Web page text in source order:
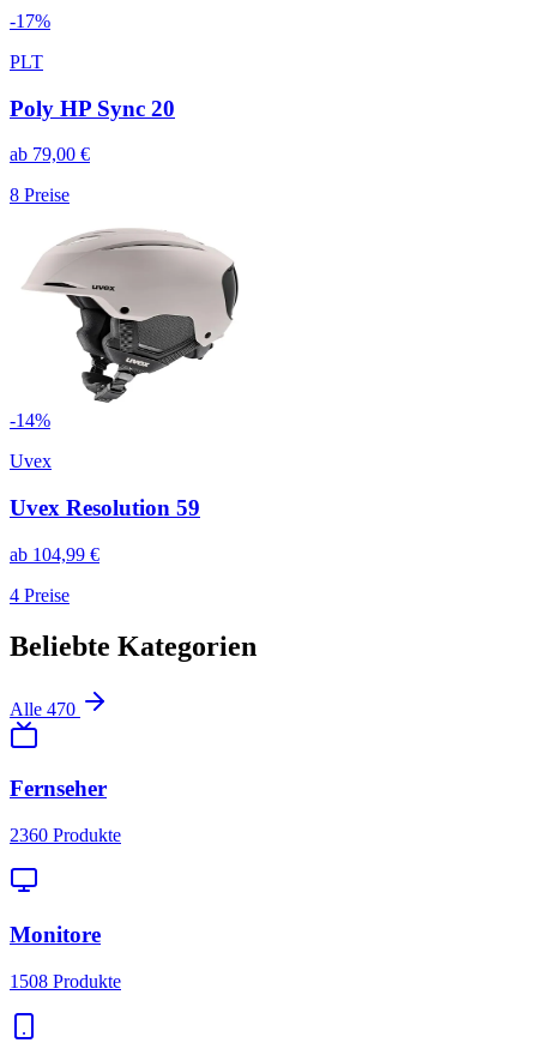
-17%
PLT
Poly HP Sync 20
ab 79,00 €
8 Preise
-14%
Uvex
Uvex Resolution 59
ab 104,99 €
4 Preise
Beliebte Kategorien
Alle 470
Fernseher
2360 Produkte
Monitore
1508 Produkte